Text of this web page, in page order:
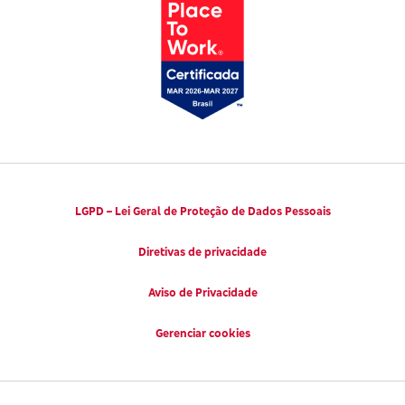
LGPD – Lei Geral de Proteção de Dados Pessoais
Diretivas de privacidade
Aviso de Privacidade
Gerenciar cookies